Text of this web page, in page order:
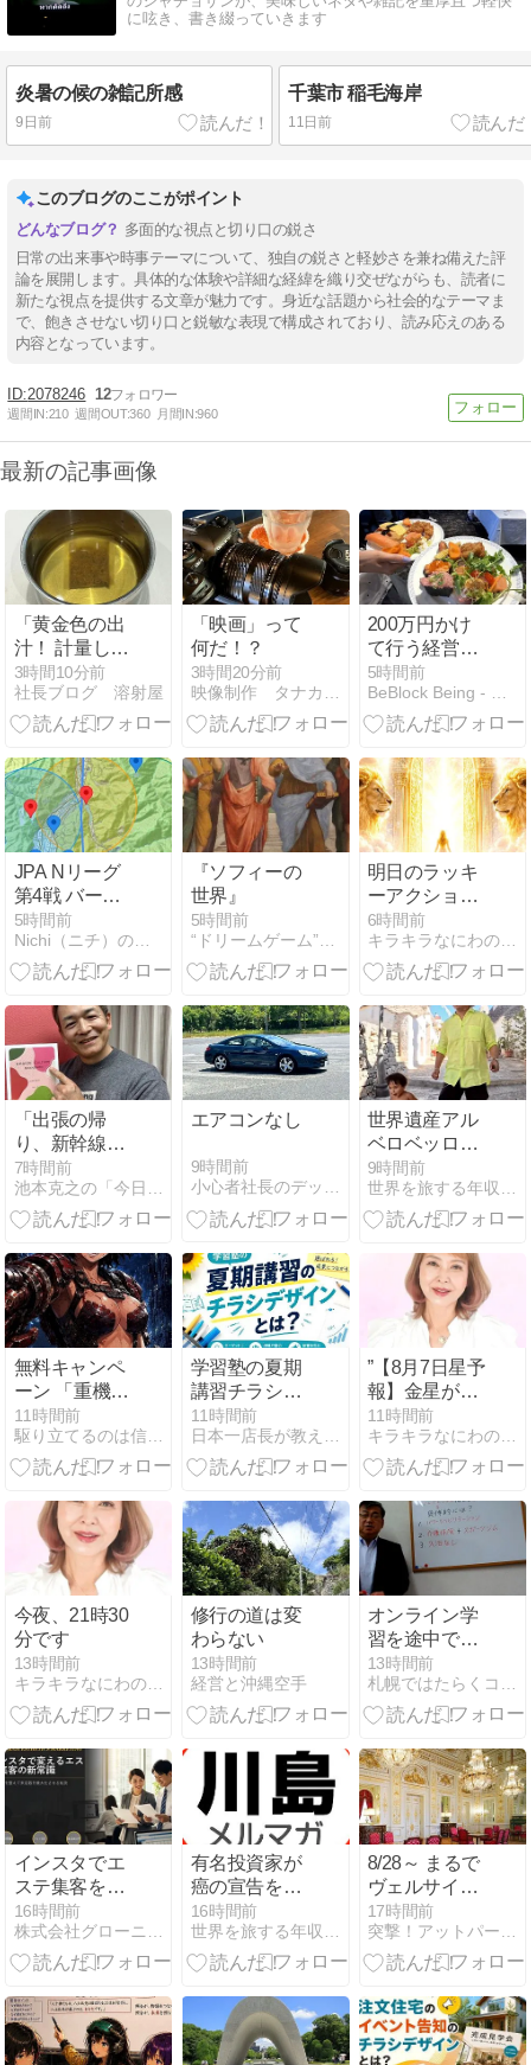
に呟き、書き綴っていきます
炎暑の候の雑記所感
9日前
千葉市 稲毛海岸
11日前
このブログのここがポイント
多面的な視点と切り口の鋭さ
日常の出来事や時事テーマについて、独自の鋭さと軽妙さを兼ね備えた評
論を展開します。具体的な体験や詳細な経緯を織り交ぜながらも、読者に
新たな視点を提供する文章が魅力です。身近な話題から社会的なテーマま
で、飽きさせない切り口と鋭敏な表現で構成されており、読み応えのある
内容となっています。
2078246 12
週間IN:210 週間OUT:360 月間IN:960
最新の記事画像
「黄金色の出
汁！ 計量して
みて驚いた日
常の発見！」
3時間10分前
社長ブログ 溶射屋
「映画」って
何だ！？
3時間20分前
映像制作 タナカンパニー
200万円かけ
て行う経営計
画発表会を続
ける理由
5時間前
BeBlock Being - ビブロックのカタチ。
JPA Nリーグ
第4戦 バード
マンカップ獅
子吼
Task1（QRコ
5時間前
Nichi（ニチ）のビジネス日記
『ソフィーの
世界』
5時間前
“ドリームゲーム”事業化パートナーを求む
明日のラッキ
ーアクショ
ン・ラッキー
フード
6時間前
キラキラなにわのスピリチュアル・ママ
「出張の帰
り、新幹線で
思う」
7時間前
池本克之の「今日も絶好調！」
エアコンなし
9時間前
小心者社長のデッカイ金儲け
世界遺産アル
ベロベッロに
行って来まし
た！
9時間前
世界を旅する年収１億円ブロガー川島和正
無料キャンペ
ーン 「重機娘
Ⓡ」
BREAKER－
MAKOTO 第
未来へ繋ぐ誓
11時間前
駆り立てるのは信念と情熱そして自分の正義
学習塾の夏期
講習チラシは
どう作る？反
響を高めるデ
ザインと集客
11時間前
日本一店長が教える「売上アップの方法」【アイシープマガジン】
”【8月7日星予
報】金星が天
秤座へ”
11時間前
キラキラなにわのスピリチュアル・ママ
今夜、21時30
分です
13時間前
キラキラなにわのスピリチュアル・ママ
修行の道は変
わらない
13時間前
経営と沖縄空手
オンライン学
習を途中で止
めないための
週次設計
13時間前
札幌ではたらくコンサル会社社長のブログ
インスタでエ
ステ集客を変
えるだけで、
予約導線が驚
くほど変わっ
16時間前
株式会社グローニティ | webの自動集客からセールスまで
有名投資家が
癌の宣告を受
けて人生を後
悔
16時間前
世界を旅する年収１億円ブロガー川島和正
8/28～ まるで
ヴェルサイユ
宮殿！国宝の
「迎賓館赤坂
離宮」本館内
17時間前
突撃！アットパーティー店舗訪問ブログ〜